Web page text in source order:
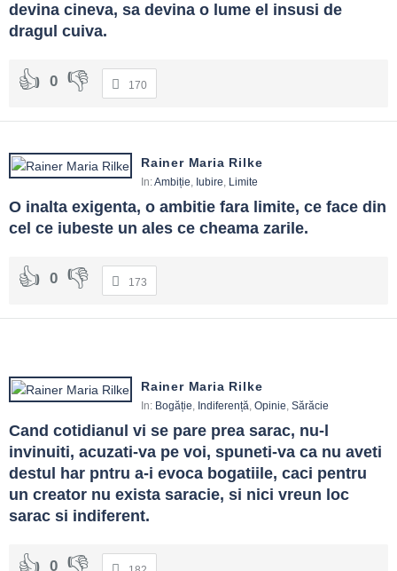
devina cineva, sa devina o lume el insusi de
dragul cuiva.
0 170
Rainer Maria Rilke
In:Ambiție, Iubire, Limite
O inalta exigenta, o ambitie fara limite, ce face din
cel ce iubeste un ales ce cheama zarile.
0 173
Rainer Maria Rilke
In: Bogăție, Indiferență, Opinie, Sărăcie
Cand cotidianul vi se pare prea sarac, nu-l
invinuiti, acuzati-va pe voi, spuneti-va ca nu aveti
destul har pntru a-i evoca bogatiile, caci pentru
un creator nu exista saracie, si nici vreun loc
sarac si indiferent.
0